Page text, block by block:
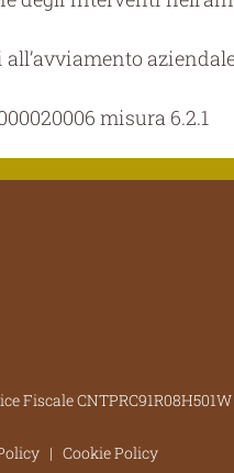
all’avviamento
misura 6.2.1
Fiscale
| Cookie Policy